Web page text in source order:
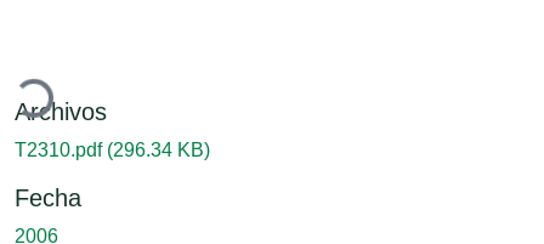
Cargando...
Archivos
T2310.pdf (296.34 KB)
Fecha
2006